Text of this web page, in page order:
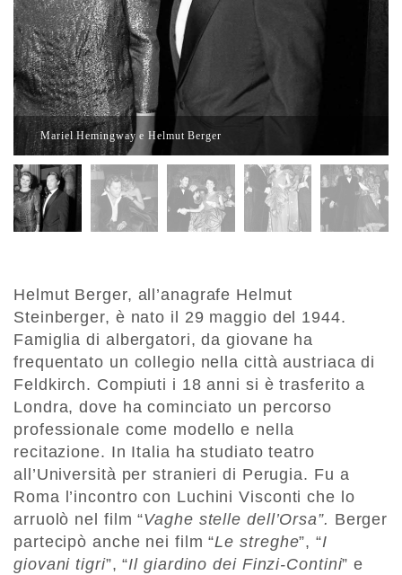
Mariel Hemingway e Helmut Berger
Helmut Berger, all’anagrafe Helmut
Steinberger, è nato il 29 maggio del 1944.
Famiglia di albergatori, da giovane ha
frequentato un collegio nella città austriaca di
Feldkirch. Compiuti i 18 anni si è trasferito a
Londra, dove ha cominciato un percorso
professionale come modello e nella
recitazione. In Italia ha studiato teatro
all’Università per stranieri di Perugia. Fu a
Roma l’incontro con Luchini Visconti che lo
arruolò nel film “Vaghe stelle dell’Orsa”. Berger
partecipò anche nei film “Le streghe”, “I
giovani tigri”, “Il giardino dei Finzi-Contini” e